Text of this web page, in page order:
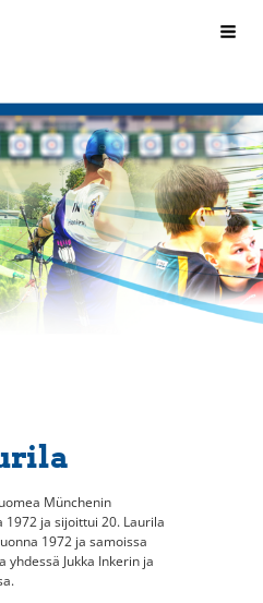
ry
Münchenin
1972 ja sijoittui 20. Laurila
1972 ja samoissa
yhdessä Jukka Inkerin ja